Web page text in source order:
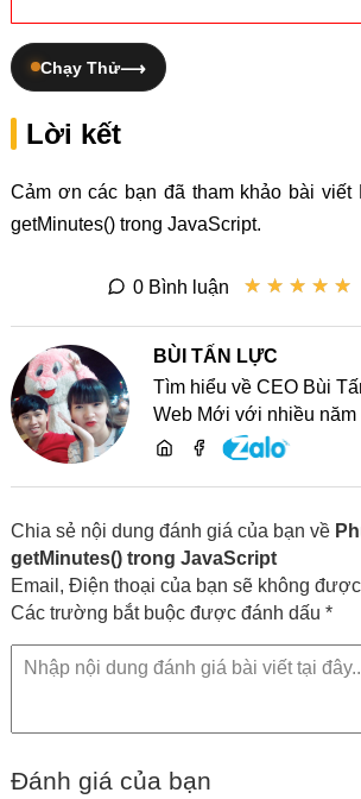
Chạy Thử
Lời kết
Cảm ơn các bạn đã tham khảo bài
getMinutes() trong JavaScript.
★ ★ ★ ★ ★
★ ★ ★ ★ ★
0 Bình luận
BÙI TẤN LỰC
Tìm hiểu về CEO Bùi
Web Mới với nhiều năm
lĩnh vực phát triển
Chia sẻ nội dung đánh giá của bạn về
getMinutes() trong JavaScript
Email, Điện thoại của bạn sẽ không
Các trường bắt buộc được đánh dấu *
Đánh giá của bạn